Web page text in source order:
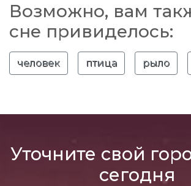
Возможно, вам
сне привиделось:
человек птица рыло
Уточните свой
сегодня